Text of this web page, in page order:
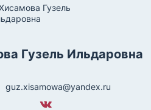
Гузель Ильдаровна
guz.xisamowa@yandex.ru